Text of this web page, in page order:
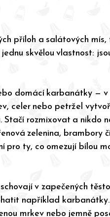
příloh a salátových
skvělou vlastnost:
domácí karbanátky — v
celer nebo petržel
rozmixovat a nikdo
zelenina, brambory
pro ty, co omezují bílou
v zapečených
například
mrkev nebo jemně